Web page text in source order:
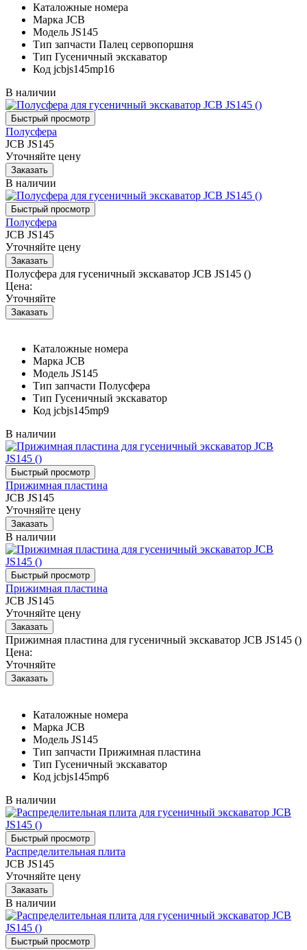
Каталожные номера
Марка JCB
Модель JS145
Тип запчасти Палец сервопоршня
Тип Гусеничный экскаватор
Код jcbjs145mp16
В наличии
Полусфера
JCB JS145
Уточняйте цену
В наличии
Полусфера
JCB JS145
Уточняйте цену
Полусфера для гусеничный экскаватор JCB JS145 ()
Цена:
Уточняйте
Каталожные номера
Марка JCB
Модель JS145
Тип запчасти Полусфера
Тип Гусеничный экскаватор
Код jcbjs145mp9
В наличии
Прижимная пластина
JCB JS145
Уточняйте цену
В наличии
Прижимная пластина
JCB JS145
Уточняйте цену
Прижимная пластина для гусеничный экскаватор JCB JS145 ()
Цена:
Уточняйте
Каталожные номера
Марка JCB
Модель JS145
Тип запчасти Прижимная пластина
Тип Гусеничный экскаватор
Код jcbjs145mp6
В наличии
Распределительная плита
JCB JS145
Уточняйте цену
В наличии